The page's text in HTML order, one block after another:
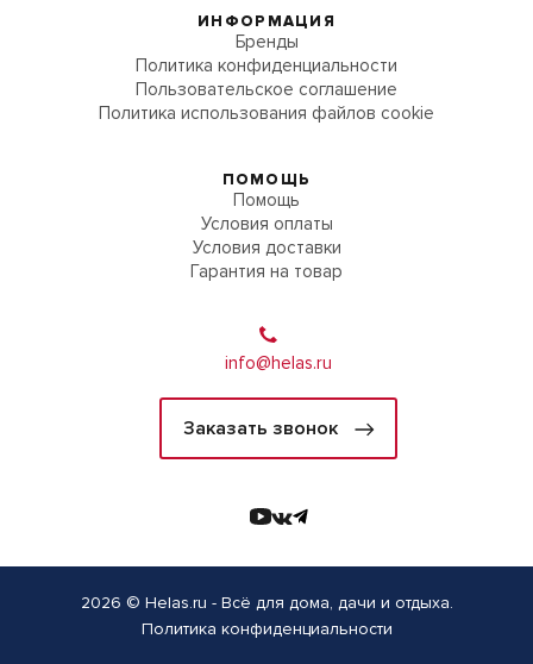
ИНФОРМАЦИЯ
Бренды
Политика конфиденциальности
Пользовательское соглашение
Политика использования файлов cookie
ПОМОЩЬ
Помощь
Условия оплаты
Условия доставки
Гарантия на товар
info@helas.ru
Заказать звонок
2026 © Helas.ru - Всё для дома, дачи и отдыха.
Политика конфиденциальности